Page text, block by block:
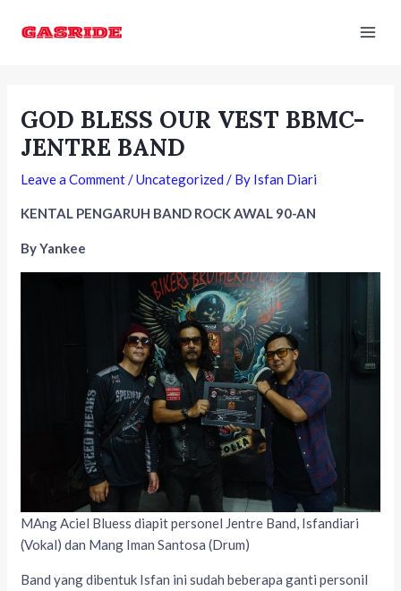
GOD BLESS OUR VEST BBMC-
JENTRE BAND
Leave a Comment/Uncategorized / By Isfan Diari
KENTAL PENGARUH BAND ROCK AWAL 90-AN
By Yankee
MAng Aciel Bluess diapit personel Jentre Band, Isfandiari
(Vokal) dan Mang Iman Santosa (Drum)
Band yang dibentuk Isfan ini sudah beberapa ganti personil
navigation